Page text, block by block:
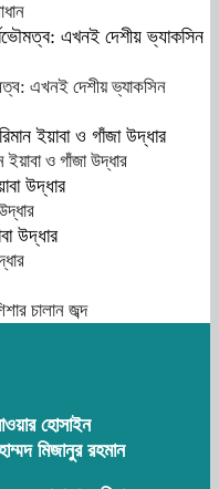
এখনই দেশীয় ভ্যাকসিন
ও গাঁজা উদ্ধার
চালান জব্দ
হোসাইন
মিজানুর রহমান